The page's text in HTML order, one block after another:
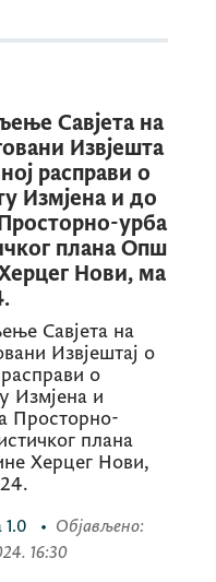
Савјета на
Извјешта
расправи о
Измјена и до
урба
плана Опш
Нови, ма
Савјета на
Извјештај о
расправи о
Измјена и
Просторно-
плана
Херцег Нови,
1.0 • Објављено:
16:30